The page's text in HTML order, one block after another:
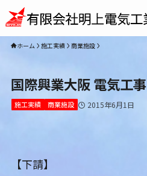
ホーム 施工実績 商業施設
国際興業大阪 電気工事
施工実績 商業施設 2015年6月1日
【下請】